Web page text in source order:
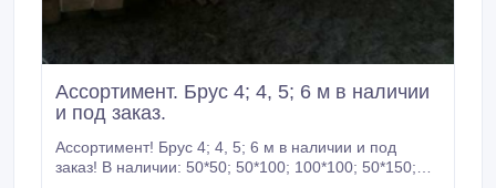
Ассортимент. Брус 4; 4, 5; 6 м в наличии
и под заказ.
Ассортимент! Брус 4; 4, 5; 6 м в наличии и под
заказ! В наличии: 50*50; 50*100; 100*100; 50*150;